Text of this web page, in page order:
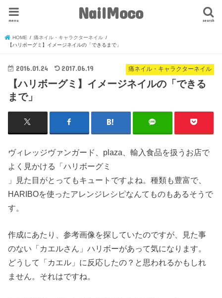
NailMoco search
menu
HOME
痛ネイル・キャラクターネイル
【ハリボーグミ】イメージネイルの「できるまで」
痛ネイル・キャラクターネイル
2016.01.24 2017.06.19
【ハリボーグミ】イメージネイルの「できる
まで」
ヴィレッジヴァンガード、plaza、輸入食品を扱うお店で
よく見かける「ハリボーグミ
」見た目がとってもキュートですよね。種類も豊富で、
HARIBOを使ったアレンジレシピなんてものもあるそうで
す。
作成にあたり、参考画像を探していたのですが、見た事
のない「カエルさん」ハリボーがあって気になります。
どうして「カエル」に反応したの？と思われるかもしれ
ません。それはですね。